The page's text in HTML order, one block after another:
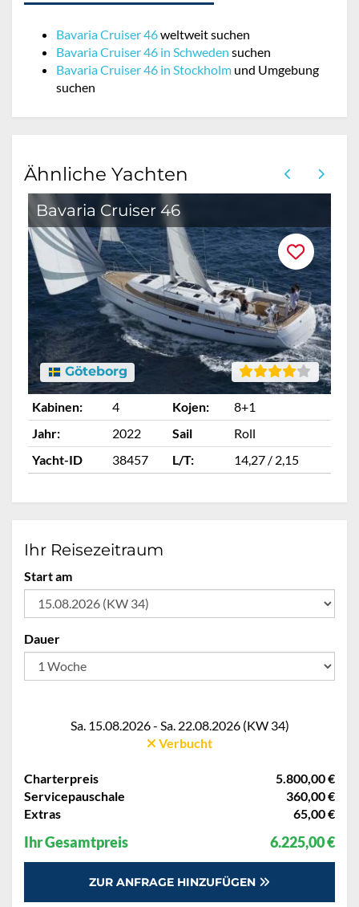
Bavaria Cruiser 46weltweit suchen
Bavaria Cruiser 46 in Schweden suchen
Bavaria Cruiser 46 in Stockholm und Umgebung
suchen
Ähnliche Yachten
Bavaria Cruiser 46
Göteborg
Kabinen: 4 Kojen:
8+1
Jahr:
2022 Sail
Roll
Yacht-ID
38457 L/T: 14,27 / 2,15
Ihr Reisezeitraum
Start am
Dauer
Sa. 15.08.2026 - Sa. 22.08.2026 (KW 34)
Verbucht
Charterpreis
5.800,00 €
Servicepauschale
360,00 €
Extras
65,00 €
Ihr Gesamtpreis 6.225,00 €
ZUR ANFRAGE HINZUFÜGEN